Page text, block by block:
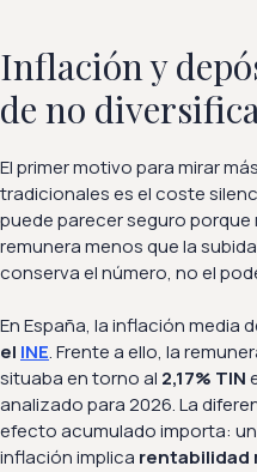
Inflación y
de no
El primer motivo para mirar
tradicionales es el coste
puede parecer seguro porque
remunera menos que la
conserva el número, no el
En España, la inflación media
el INE. Frente a ello, la
situaba en torno al 2,17% TIN
analizado para 2026. La
efecto acumulado importa:
inflación implica rentabilidad